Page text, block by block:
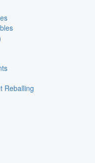
Reballing